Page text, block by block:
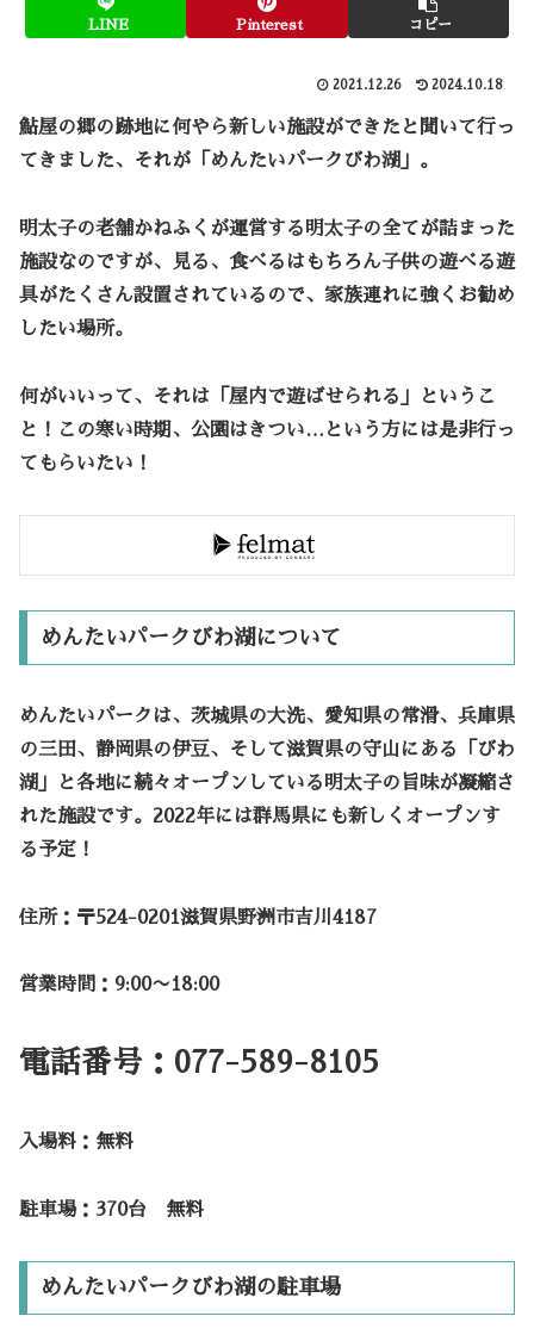
LINE Pinterest コピー
2021.12.26 2024.10.18
鮎屋の郷の跡地に何やら新しい施設ができたと聞いて行っ
てきました、それが「めんたいパークびわ湖」。
明太子の老舗かねふくが運営する明太子の全てが詰まった
施設なのですが、見る、食べるはもちろん子供の遊べる遊
具がたくさん設置されているので、家族連れに強くお勧め
したい場所。
何がいいって、それは「 屋内で遊ばせられる
」というこ
と！この寒い時期、公園はきつい…という方には是非行っ
てもらいたい！
めんたいパークびわ湖について
めんたいパークは、茨城県の大洗、愛知県の常滑、兵庫県
の三田、静岡県の伊豆、そして滋賀県の守山にある「びわ
湖」と各地に続々オープンしている明太子の旨味が凝縮さ
れた施設です。2022年には群馬県にも新しくオープンす
る予定！
住所：〒524-0201滋賀県野洲市吉川4187
営業時間：9:00〜18:00
電話番号：077-589-8105
入場料：無料
駐車場：370台 無料
めんたいパークびわ湖の駐車場